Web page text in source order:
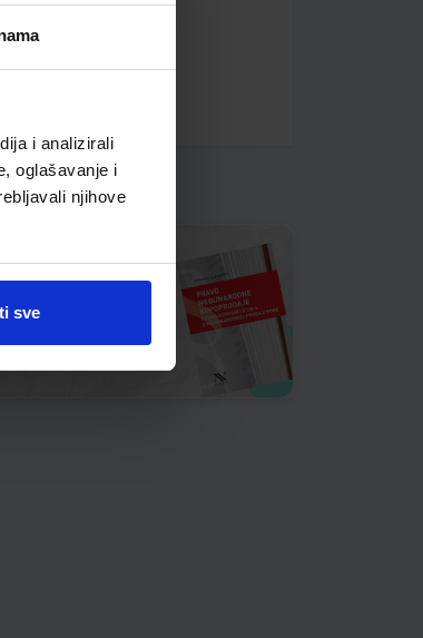
i analizirali
oglašavanje i
njihove
sve